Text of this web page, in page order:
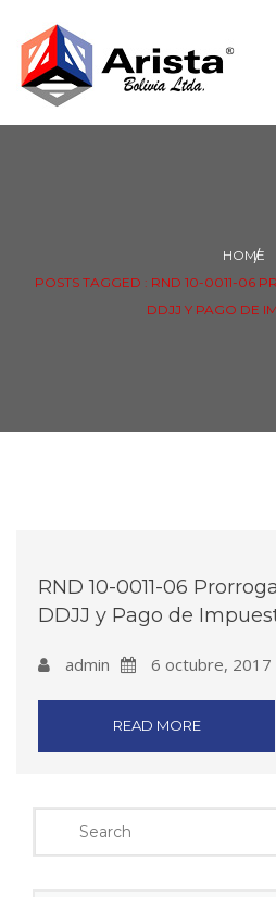
HOME
POSTS TAGGED : RND 10-0011-06
DDJJ Y PAGO DE
RND 10-0011-06
DDJJ y Pago de
admin 6 octubre, 2017
READ MORE